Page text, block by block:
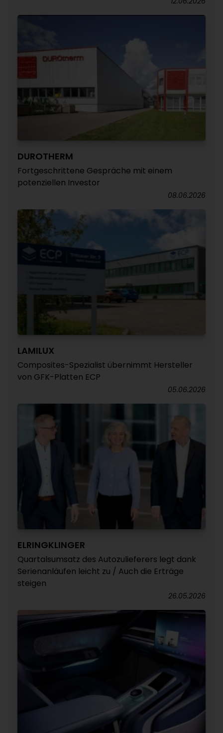
DUROTHERM
Fortgeschrittene Gespräche mit einem
potenziellen Investor
08.06.2026
LAMILUX
Composites-Spezialist übernimmt Hersteller
von GFK-Platten ECP
05.06.2026
ELRINGKLINGER
Quartalsumsatz des Autozulieferers legt dank
Serienanläufen leicht zu / Auch die Erträge
steigen
26.05.2026